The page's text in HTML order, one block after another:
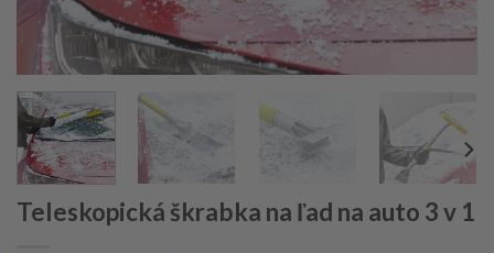
Teleskopická škrabka na ľad na auto 3 v 1